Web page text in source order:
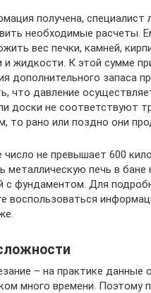
получена, специалист
необходимые расчеты.
вес печки, камней,
и жидкости. К этой сумме
дополнительного запаса
что давление
доски не соответствуют
то рано или поздно они
число не превышает 600
печь в бане
с фундаментом. Для
воспользоваться
– на практике данные
много времени. Поэтому